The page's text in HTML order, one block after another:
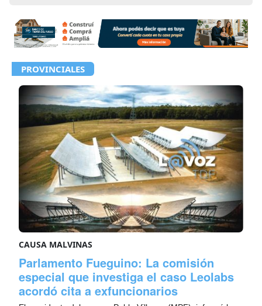
PROVINCIALES
CAUSA MALVINAS
Parlamento Fueguino: La comisión
especial que investiga el caso Leolabs
acordó cita a exfuncionarios